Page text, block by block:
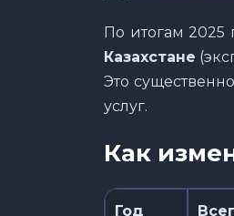
По итогам 2025
Казахстане
Это
услуг.
Как
Год